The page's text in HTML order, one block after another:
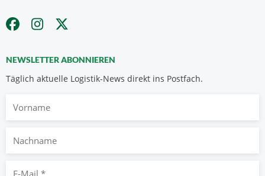
NEWSLETTER ABONNIEREN
Täglich aktuelle Logistik-News direkt ins Postfach.
Vorname
Nachname